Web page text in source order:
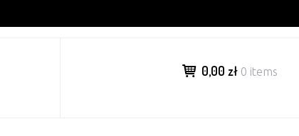
0,00 zł 0 items